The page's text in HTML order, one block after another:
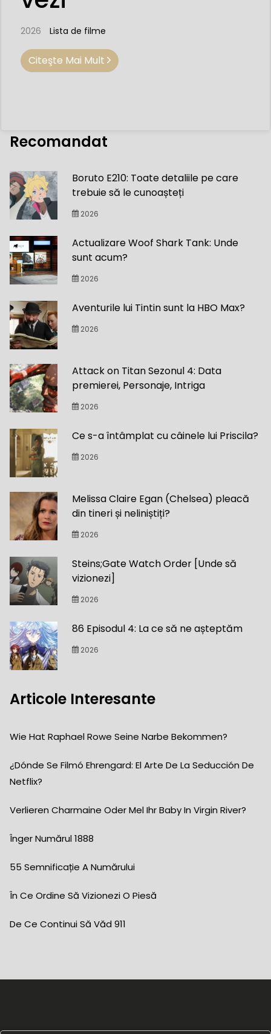
2026 Lista de filme
Citeşte Mai Mult
Recomandat
Boruto E210: Toate detaliile pe care
trebuie să le cunoașteți
2026
Actualizare Woof Shark Tank: Unde
sunt acum?
2026
Aventurile lui Tintin sunt la HBO Max?
2026
Attack on Titan Sezonul 4: Data
premierei, Personaje, Intriga
2026
Ce s-a întâmplat cu câinele lui Priscila?
2026
Melissa Claire Egan (Chelsea) pleacă
din tineri și neliniștiți?
2026
Steins;Gate Watch Order [Unde să
vizionezi]
2026
86 Episodul 4: La ce să ne așteptăm
2026
Articole Interesante
Wie Hat Raphael Rowe Seine Narbe Bekommen?
¿Dónde Se Filmó Ehrengard: El Arte De La Seducción De
Netflix?
Verlieren Charmaine Oder Mel Ihr Baby In Virgin River?
Înger Numărul 1888
55 Semnificație A Numărului
În Ce Ordine Să Vizionezi O Piesă
De Ce Continui Să Văd 911